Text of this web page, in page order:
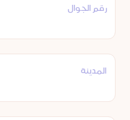
رقم الجوال
المدينة